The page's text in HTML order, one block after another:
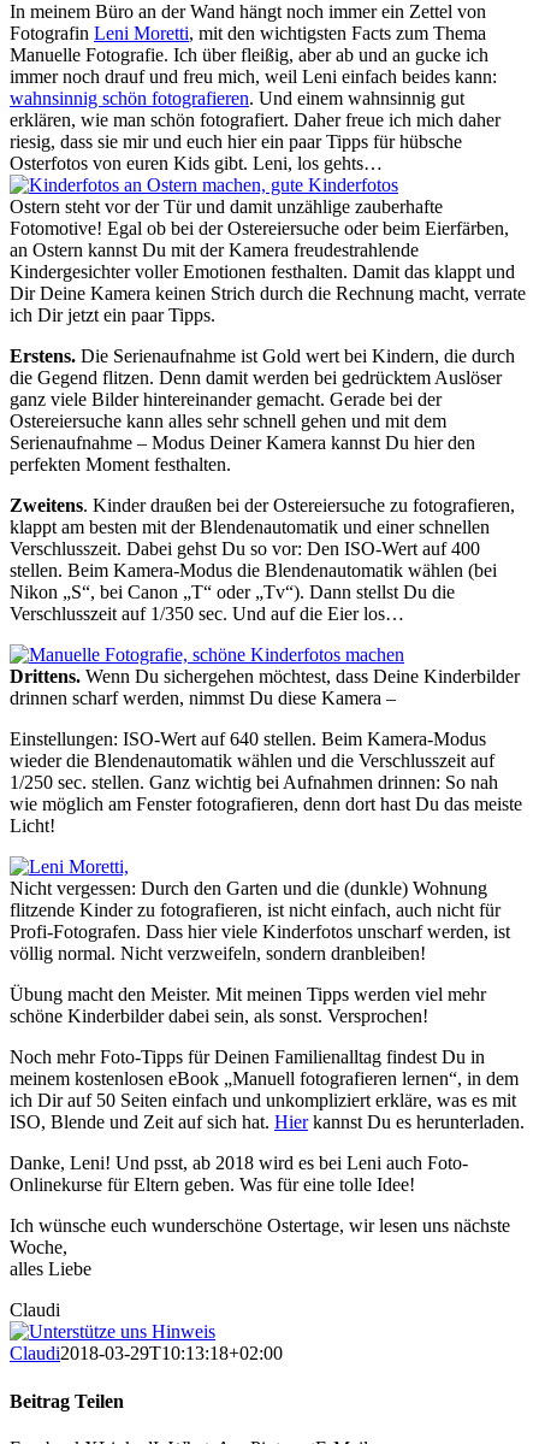
In meinem Büro an der Wand hängt noch immer ein Zettel von
Fotografin Leni Moretti, mit den wichtigsten Facts zum Thema
Manuelle Fotografie. Ich über fleißig, aber ab und an gucke ich
immer noch drauf und freu mich, weil Leni einfach beides kann:
wahnsinnig schön fotografieren. Und einem wahnsinnig gut
erklären, wie man schön fotografiert. Daher freue ich mich daher
riesig, dass sie mir und euch hier ein paar Tipps für hübsche
Osterfotos von euren Kids gibt. Leni, los gehts…
Ostern steht vor der Tür und damit unzählige zauberhafte
Fotomotive! Egal ob bei der Ostereiersuche oder beim Eierfärben,
an Ostern kannst Du mit der Kamera freudestrahlende
Kindergesichter voller Emotionen festhalten. Damit das klappt und
Dir Deine Kamera keinen Strich durch die Rechnung macht, verrate
ich Dir jetzt ein paar Tipps.
Erstens. Die Serienaufnahme ist Gold wert bei Kindern, die durch
die Gegend flitzen. Denn damit werden bei gedrücktem Auslöser
ganz viele Bilder hintereinander gemacht. Gerade bei der
Ostereiersuche kann alles sehr schnell gehen und mit dem
Serienaufnahme – Modus Deiner Kamera kannst Du hier den
perfekten Moment festhalten.
Zweitens. Kinder draußen bei der Ostereiersuche zu fotografieren,
klappt am besten mit der Blendenautomatik und einer schnellen
Verschlusszeit. Dabei gehst Du so vor: Den ISO-Wert auf 400
stellen. Beim Kamera-Modus die Blendenautomatik wählen (bei
Nikon „S“, bei Canon „T“ oder „Tv“). Dann stellst Du die
Verschlusszeit auf 1/350 sec. Und auf die Eier los…
Drittens. Wenn Du sichergehen möchtest, dass Deine Kinderbilder
drinnen scharf werden, nimmst Du diese Kamera –
Einstellungen: ISO-Wert auf 640 stellen. Beim Kamera-Modus
wieder die Blendenautomatik wählen und die Verschlusszeit auf
1/250 sec. stellen. Ganz wichtig bei Aufnahmen drinnen: So nah
wie möglich am Fenster fotografieren, denn dort hast Du das meiste
Licht!
Nicht vergessen: Durch den Garten und die (dunkle) Wohnung
flitzende Kinder zu fotografieren, ist nicht einfach, auch nicht für
Profi-Fotografen. Dass hier viele Kinderfotos unscharf werden, ist
völlig normal. Nicht verzweifeln, sondern dranbleiben!
Übung macht den Meister. Mit meinen Tipps werden viel mehr
schöne Kinderbilder dabei sein, als sonst. Versprochen!
Noch mehr Foto-Tipps für Deinen Familienalltag findest Du in
meinem kostenlosen eBook „Manuell fotografieren lernen“, in dem
ich Dir auf 50 Seiten einfach und unkompliziert erkläre, was es mit
ISO, Blende und Zeit auf sich hat. Hierkannst Du es herunterladen.
Danke, Leni! Und psst, ab 2018 wird es bei Leni auch Foto-
Onlinekurse für Eltern geben. Was für eine tolle Idee!
Ich wünsche euch wunderschöne Ostertage, wir lesen uns nächste
Woche,
alles Liebe
Claudi
Claudi2018-03-29T10:13:18+02:00
Beitrag Teilen